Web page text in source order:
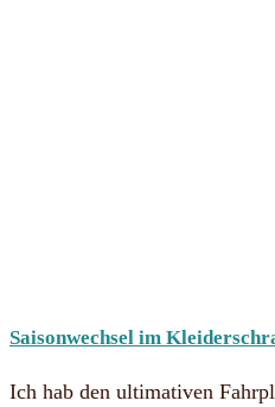
Saisonwechsel im
Ich hab den ultimativen